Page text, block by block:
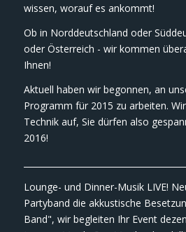
wissen, worauf es ankommt!
Ob in Norddeutschland oder
oder Österreich - wir kommen
Ihnen!
Aktuell haben wir begonnen, an
Programm für 2015 zu arbeiten.
Technik auf, Sie dürfen also
2016!
Lounge- und Dinner-Musik LIVE!
Partyband die akkustische
Band", wir begleiten Ihr Event